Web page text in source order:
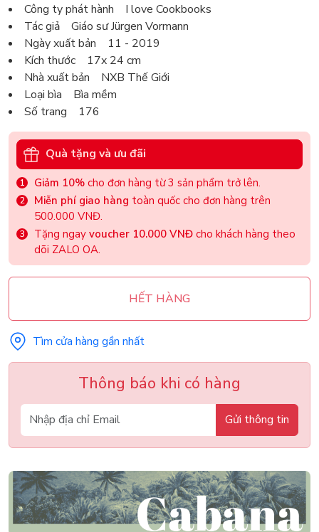
Công ty phát hành I love Cookbooks
Tác giả Giáo sư Jürgen Vormann
Ngày xuất bản 11 - 2019
Kích thước 17x 24 cm
Nhà xuất bản NXB Thế Giới
Loại bìa Bìa mềm
Số trang 176
Quà tặng và ưu đãi
Giảm 10% cho đơn hàng từ 3 sản phẩm trở lên.
Miễn phí giao hàng toàn quốc cho đơn hàng trên
500.000 VNĐ.
Tặng ngay voucher 10.000 VNĐ cho khách hàng theo
dõi ZALO OA.
HẾT HÀNG
Tìm cửa hàng gần nhất
Thông báo khi có hàng
Gửi thông tin